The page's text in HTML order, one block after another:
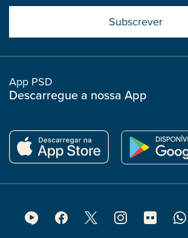
boostrap
col
App PSD
Descarregue a nossa App
Footer